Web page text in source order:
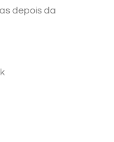
depois da